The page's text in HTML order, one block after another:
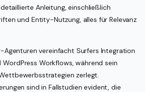
Anleitung, einschließlich
und Entity-Nutzung, alles für Relevanz
Agenturen vereinfacht Surfers Integration
Workflows, während sein
zerlegt.
sind in Fallstudien evident, die